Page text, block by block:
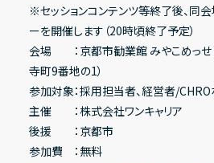
※セッションコンテンツ等終了後、同
ーを開催します（20時頃終了予定）
会場 ：京都市勧業館 みやこめっせ
寺町9番地の1）
参加対象：採用担当者、経営者/CHRO
主催 ：株式会社ワンキャリア
後援 ：京都市
参加費 ：無料